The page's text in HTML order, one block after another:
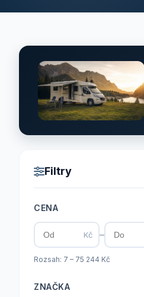
Filtry
CENA
Kč –
Rozsah: 7 – 75 244 Kč
ZNAČKA